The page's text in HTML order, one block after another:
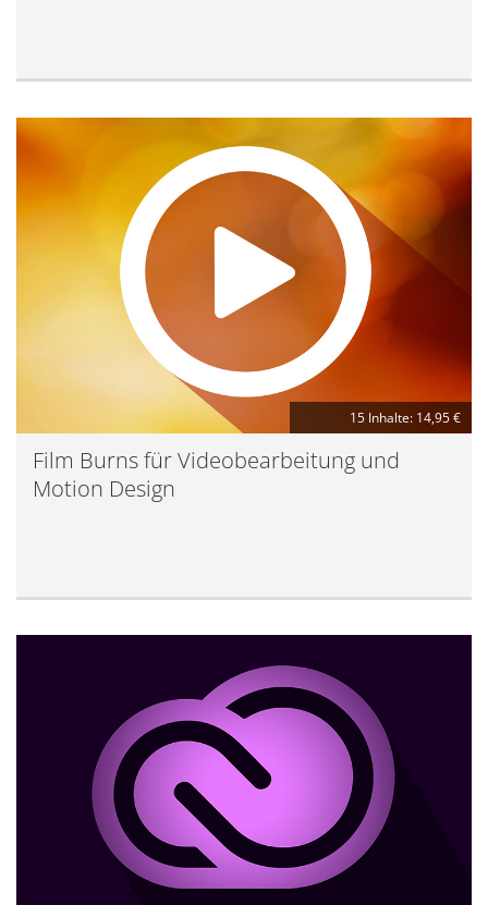
15 Inhalte: 14,95 €
Film Burns für Videobearbeitung und
Motion Design